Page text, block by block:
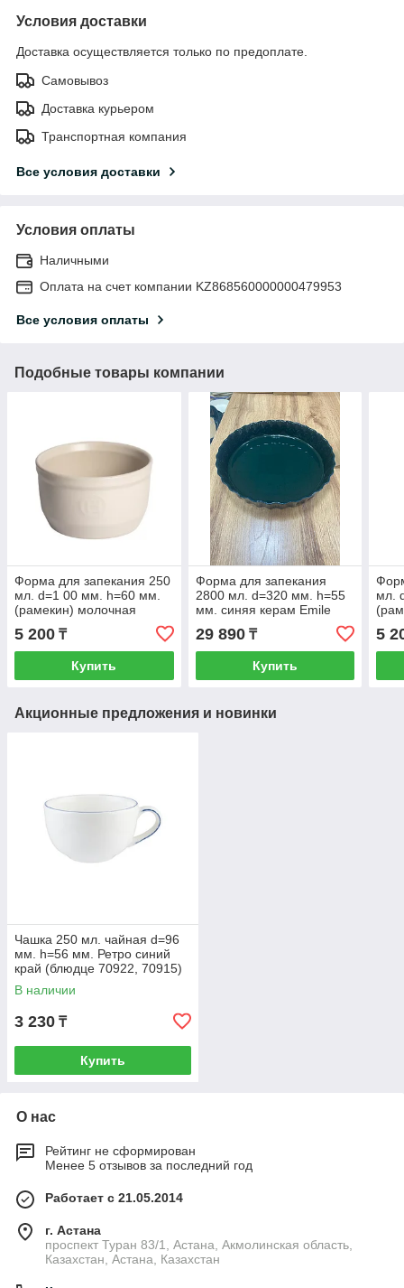
Условия доставки
Доставка осуществляется только по предоплате.
Самовывоз
Доставка курьером
Транспортная компания
Все условия доставки
Условия оплаты
Наличными
Оплата на счет компании KZ868560000000479953
Все условия оплаты
Подобные товары компании
Форма для запекания 250
мл. d=1 00 мм. h=60 мм.
(рамекин) молочная
керам Emile Henry /1/6/ ТП
5 200 ₸
Купить
Форма для запекания
2800 мл. d=320 мм. h=55
мм. синяя керам Emile
Henry /1/3/ (Код ТН
ВЭД: 691200290
29 890₸
Купить
мл.
5
Акционные предложения и новинки
Чашка 250 мл. чайная d=96
мм. h=56 мм. Ретро синий
край (блюдце 70922, 70915)
Bonna /1/6/708 ВДОХНОВ
В наличии
3 230 ₸
Купить
О нас
Рейтинг не сформирован
Менее 5 отзывов за последний год
Работает с 21.05.2014
г. Астана
проспект Туран 83/1, Астана, Акмолинская область,
Казахстан, Астана, Казахстан